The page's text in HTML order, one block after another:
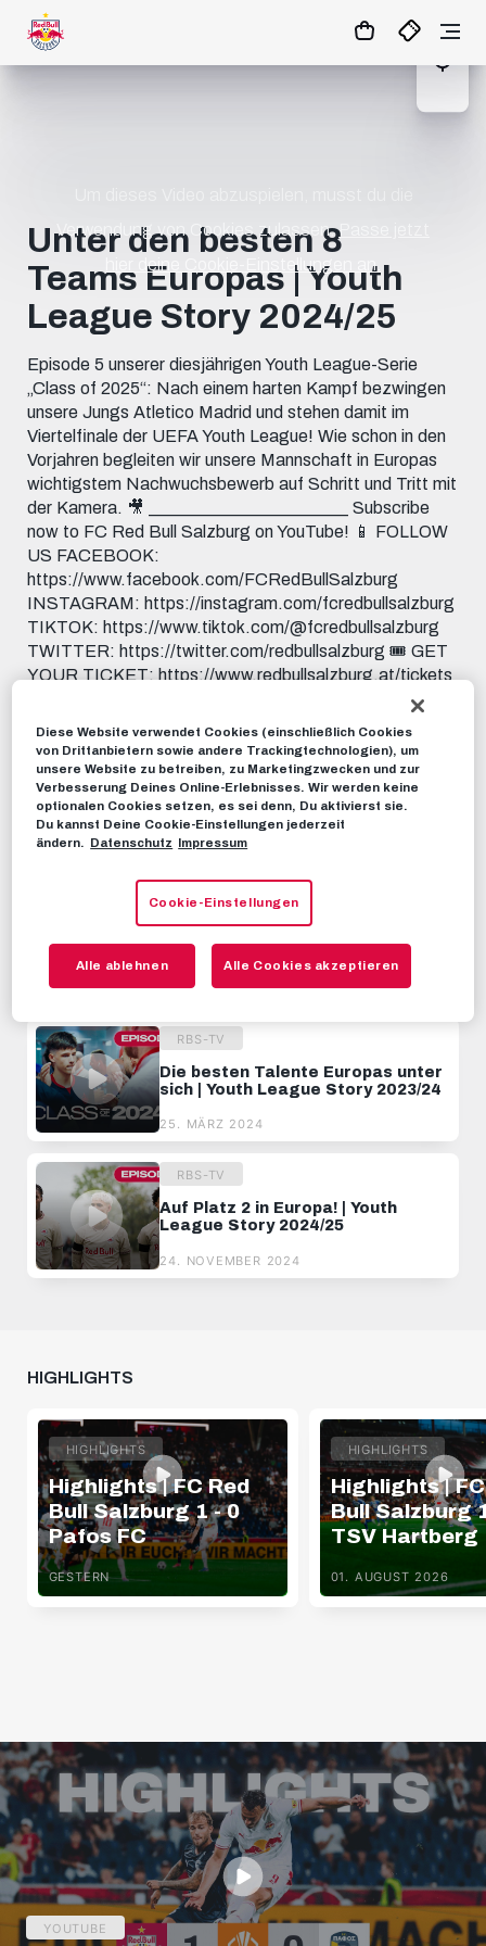
MATCHCENTER
Verwendung von Cookies zulassen.Passe jetzt
hier deine Cookie-Einstellungen an.
Unter den besten 8
Teams Europas | Youth
League Story 2024/25
Episode 5 unserer diesjährigen Youth League-Serie
„Class of 2025“: Nach einem harten Kampf bezwingen
unsere Jungs Atletico Madrid und stehen damit im
Viertelfinale der UEFA Youth League! Wie schon in den
Vorjahren begleiten wir unsere Mannschaft in Europas
wichtigstem Nachwuchsbewerb auf Schritt und Tritt mit
der Kamera. 🎥 _______________________ Subscribe
now to FC Red Bull Salzburg on YouTube! 📱 FOLLOW
US FACEBOOK:
https://www.facebook.com/FCRedBullSalzburg
INSTAGRAM: https://instagram.com/fcredbullsalzburg
TIKTOK: https://www.tiktok.com/@fcredbullsalzburg
TWITTER: https://twitter.com/redbullsalzburg 🎟️ GET
YOUR TICKET: https://www.redbullsalzburg.at/tickets
Dieses Video teilen:
Tweet
EMPFOHLENE VIDEOS
RBS-TV
Youth League Story 2023/24
27. MÄRZ 2024
RBS-TV
Die besten Talente Europas unter
sich | Youth League Story 2023/24
25. MÄRZ 2024
RBS-TV
Auf Platz 2 in Europa! | Youth
League Story 2024/25
24. NOVEMBER 2024
HIGHLIGHTS
HIGHLIGHTS
Highlights | FC Red
Bull Salzburg 1 - 0
Pafos FC
GESTERN
HIGHLIGHTS
Highlights |
Bull Salzburg
TSV Hartberg
01. AUGUST 2026
YOUTUBE
Diese Website verwendet Cookies (einschließlich Cookies
von Drittanbietern sowie andere Trackingtechnologien), um
unsere Website zu betreiben, zu Marketingzwecken und zur
Verbesserung Deines Online-Erlebnisses. Wir werden keine
optionalen Cookies setzen, es sei denn, Du aktivierst sie.
Du kannst Deine Cookie-Einstellungen jederzeit
ändern. Datenschutz Impressum
Cookie-Einstellungen
Alle ablehnen Alle Cookies akzeptieren